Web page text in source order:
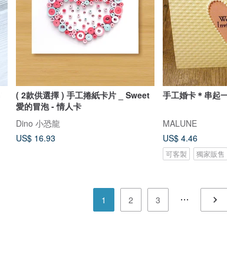
( 2款供選擇 ) 手工捲紙卡片 _ Sweet
愛的冒泡 - 情人卡
Dino 小恐龍
US$ 16.93
手工婚卡＊串起
MALUNE
US$ 4.46
可客製 獨家販售
1 2 3